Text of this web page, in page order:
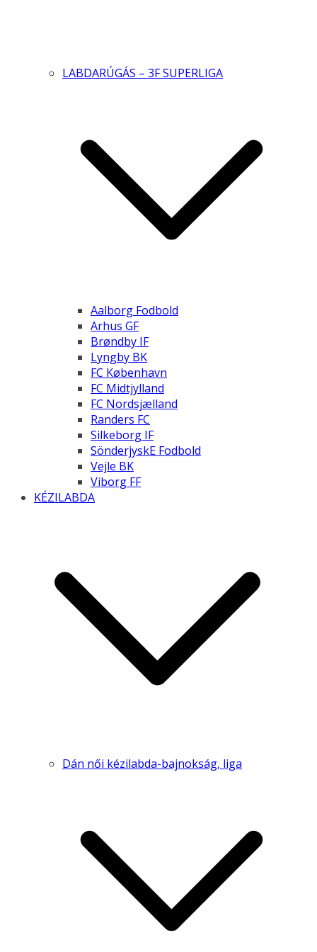
LABDARÚGÁS – 3F SUPERLIGA
Aalborg Fodbold
Arhus GF
Brøndby IF
Lyngby BK
FC København
FC Midtjylland
FC Nordsjælland
Randers FC
Silkeborg IF
SönderjyskE Fodbold
Vejle BK
Viborg FF
KÉZILABDA
Dán női kézilabda-bajnokság, liga